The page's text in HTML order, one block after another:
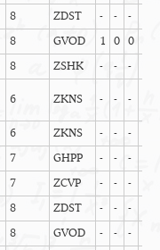
8 ZDST - - -
8 GVOD 1 0 0
8 ZSHK - - -
6 ZKNS - - -
6 ZKNS - - -
7 GHPP - - -
7 ZCVP - - -
8 ZDST - - -
8 GVOD - - -